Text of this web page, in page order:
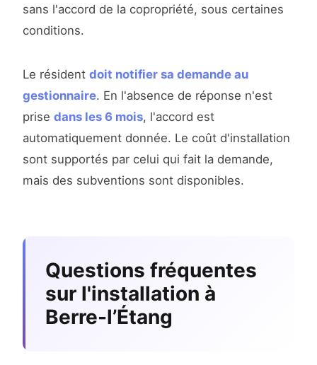
sans l'accord de la copropriété, sous certaines
conditions.
Le résident doit notifier sa demande au
gestionnaire. En l'absence de réponse n'est
prise dans les 6 mois, l'accord est
automatiquement donnée. Le coût d'installation
sont supportés par celui qui fait la demande,
mais des subventions sont disponibles.
Questions fréquentes
sur l'installation à
Berre-l’Étang